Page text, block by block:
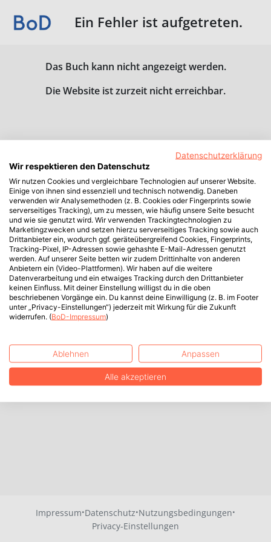
Ein Fehler ist aufgetreten.
Das Buch kann nicht angezeigt werden.
Die Website ist zurzeit nicht erreichbar.
Impressum·Datenschutz·Nutzungsbedingungen·
Privacy-Einstellungen
Datenschutzerklärung
Wir respektieren den Datenschutz
Wir nutzen Cookies und vergleichbare Technologien auf unserer Website.
Einige von ihnen sind essenziell und technisch notwendig. Daneben
verwenden wir Analysemethoden (z. B. Cookies oder Fingerprints sowie
serverseitiges Tracking), um zu messen, wie häufig unsere Seite besucht
und wie sie genutzt wird. Wir verwenden Trackingtechnologien zu
Marketingzwecken und setzen hierzu serverseitiges Tracking sowie auch
Drittanbieter ein, wodurch ggf. geräteübergreifend Cookies, Fingerprints,
Tracking-Pixel, IP-Adressen sowie gehashte E-Mail-Adressen genutzt
werden. Auf unserer Seite betten wir zudem Drittinhalte von anderen
Anbietern ein (Video-Plattformen). Wir haben auf die weitere
Datenverarbeitung und ein etwaiges Tracking durch den Drittanbieter
keinen Einfluss. Mit deiner Einstellung willigst du in die oben
beschriebenen Vorgänge ein. Du kannst deine Einwilligung (z. B. im Footer
unter „Privacy-Einstellungen“) jederzeit mit Wirkung für die Zukunft
widerrufen. (BoD-Impressum)
Ablehnen Anpassen
Alle akzeptieren